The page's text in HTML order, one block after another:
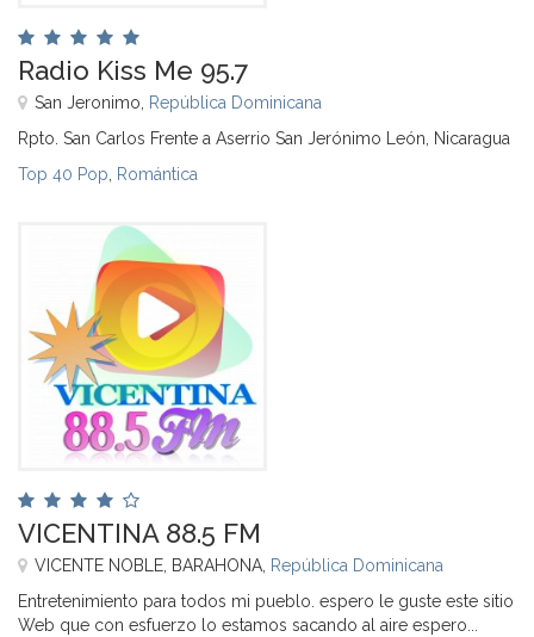
Radio Kiss Me 95.7
San Jeronimo, República Dominicana
Rpto. San Carlos Frente a Aserrio San Jerónimo León, Nicaragua
Top 40 Pop Romántica
VICENTINA 88.5 FM
VICENTE NOBLE, BARAHONA, República Dominicana
Entretenimiento para todos mi pueblo. espero le guste este sitio
Web que con esfuerzo lo estamos sacando al aire espero...